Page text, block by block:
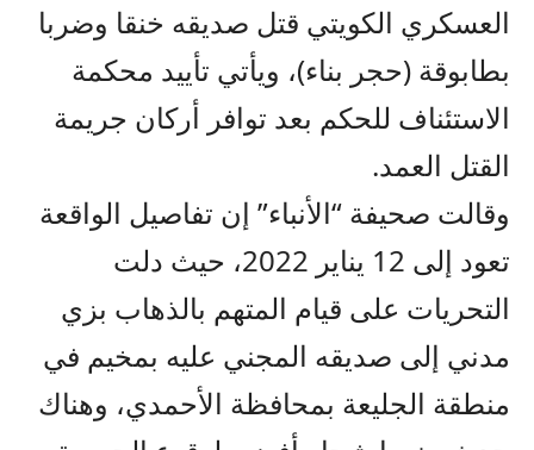
العسكري الكويتي قتل صديقه خنقا وضربا
بطابوقة (حجر بناء)، ويأتي تأييد محكمة
الاستئناف للحكم بعد توافر أركان جريمة
القتل العمد.
وقالت صحيفة “الأنباء” إن تفاصيل الواقعة
تعود إلى 12 يناير 2022، حيث دلت
التحريات على قيام المتهم بالذهاب بزي
مدني إلى صديقه المجني عليه بمخيم في
منطقة الجليعة بمحافظة الأحمدي، وهناك